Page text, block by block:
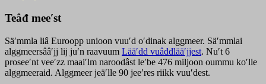
Teâđ meeʹst
Säʹmmla liâ Euroopp unioon vuuʹd oʹdinak alggmeer. Säʹmmlai
alggmeersââʹjj lij juʹn raavuum Lääʹdd vuâđđlääʹjjest. Nuʹt 6
proseeʹnt veeʹzz maaiʹlm naroodâst leʹbe 476 miljoon oummu koʹlle
alggmeeraid. Alggmeer jeäʹlle 90 jeeʹres riikk vuuʹdest.